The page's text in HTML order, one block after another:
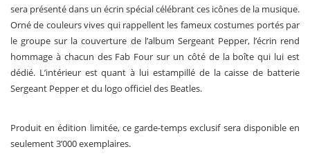
sera présenté dans un écrin spécial célébrant ces icônes de la musique.
Orné de couleurs vives qui rappellent les fameux costumes portés par
le groupe sur la couverture de l’album Sergeant Pepper, l’écrin rend
hommage à chacun des Fab Four sur un côté de la boîte qui lui est
dédié. L’intérieur est quant à lui estampillé de la caisse de batterie
Sergeant Pepper et du logo officiel des Beatles.
Produit en édition limitée, ce garde-temps exclusif sera disponible en
seulement 3’000 exemplaires.